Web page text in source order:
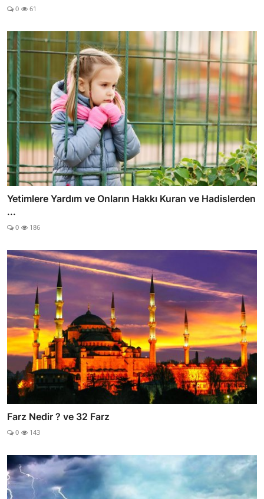
0 61
Yetimlere Yardım ve Onların Hakkı Kuran ve Hadislerden
...
0 186
Farz Nedir ? ve 32 Farz
0 143